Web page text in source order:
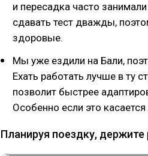
и пересадка часто
сдавать тест дважды,
здоровые.
Мы уже ездили на Бали,
Ехать работать лучше в ту
позволит быстрее
Особенно если это
Планируя поездку, держите